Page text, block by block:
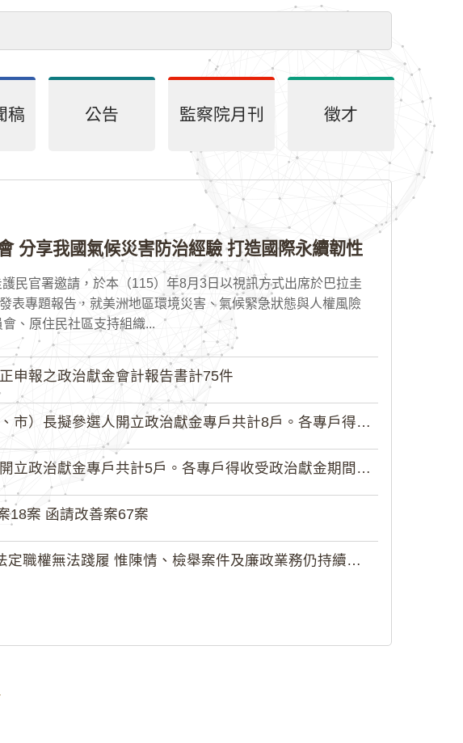
稿 公告 監察院月刊 徵才
分享我國氣候災害防治經驗 打造國際永續韌性
民官署邀請，於本（115）年8月3日以視訊方式出席於巴拉圭
表專題報告，就美洲地區環境災害、氣候緊急狀態與人權風險
、原住民社區支持組織...
申報之政治獻金會計報告書計75件
長擬參選人開立政治獻金專戶共計8戶。各專戶得收受...
治獻金專戶共計5戶。各專戶得收受政治獻金期間為自...
18案 函請改善案67案
權無法踐履 惟陳情、檢舉案件及廉政業務仍持續受理